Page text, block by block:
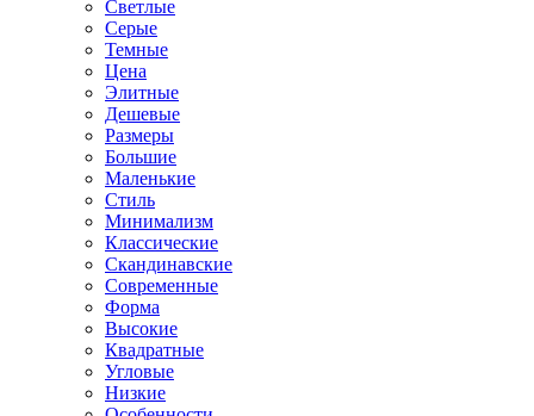
Светлые
Серые
Темные
Цена
Элитные
Дешевые
Размеры
Большие
Маленькие
Стиль
Минимализм
Классические
Скандинавские
Современные
Форма
Высокие
Квадратные
Угловые
Низкие